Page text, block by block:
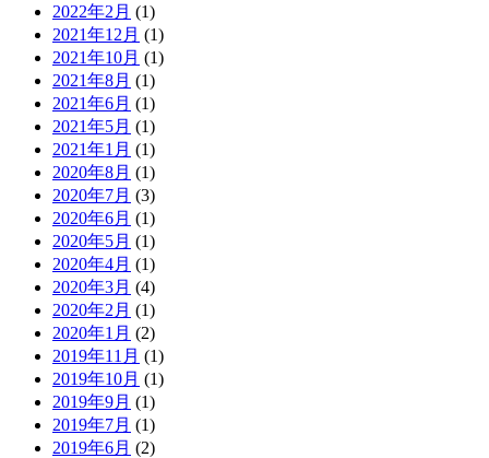
2022年2月 (1)
2021年12月 (1)
2021年10月 (1)
2021年8月 (1)
2021年6月 (1)
2021年5月 (1)
2021年1月 (1)
2020年8月 (1)
2020年7月 (3)
2020年6月 (1)
2020年5月 (1)
2020年4月 (1)
2020年3月 (4)
2020年2月 (1)
2020年1月 (2)
2019年11月 (1)
2019年10月 (1)
2019年9月 (1)
2019年7月 (1)
2019年6月 (2)